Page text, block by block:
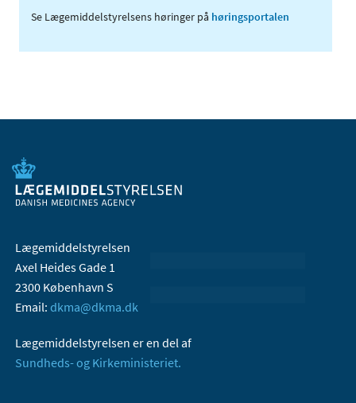
Se Lægemiddelstyrelsens høringer på høringsportalen
Lægemiddelstyrelsen
Axel Heides Gade 1
2300 København S
Email: dkma@dkma.dk
Lægemiddelstyrelsen er en del af
Sundheds- og Kirkeministeriet.